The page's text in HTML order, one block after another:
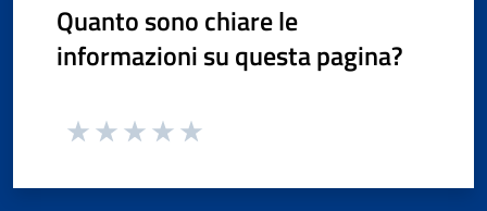
Quanto sono chiare le
informazioni su questa pagina?